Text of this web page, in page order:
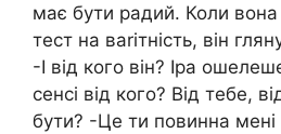
має бути радий. Коли
тест на ваrітність, він
-І від кого він? Іра
сенсі від кого? Від тебе,
бути? -Це ти повинна